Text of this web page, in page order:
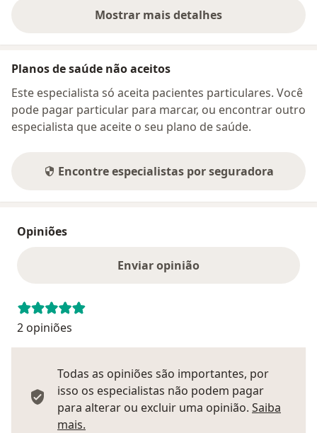
Mostrar mais detalhes
sobre o endereço
Planos de saúde não aceitos
Este especialista só aceita pacientes particulares. Você
pode pagar particular para marcar, ou encontrar outro
especialista que aceite o seu plano de saúde.
Encontre especialistas por seguradora
Opiniões
Enviar opinião
2 opiniões
Todas as opiniões são importantes, por
isso os especialistas não podem pagar
para alterar ou excluir uma opinião. Saiba
mais.